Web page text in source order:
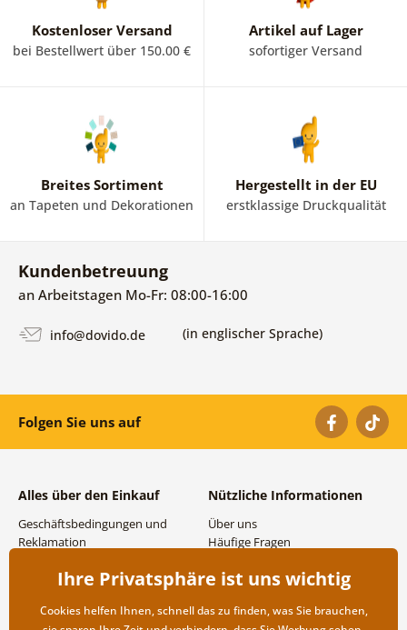
Kostenloser Versand
bei Bestellwert über 150.00 €
Artikel auf Lager
sofortiger Versand
Breites Sortiment
an Tapeten und Dekorationen
Hergestellt in der EU
erstklassige Druckqualität
Kundenbetreuung
an Arbeitstagen Mo-Fr: 08:00-16:00
info@dovido.de (in englischer Sprache)
Folgen Sie uns auf
Alles über den Einkauf
Geschäftsbedingungen und
Reklamation
Versand- und
Rücksendung der Ware
Nützliche Informationen
Über uns
Häufige Fragen
Großhandel und
Ihre Privatsphäre ist uns wichtig
Cookies helfen Ihnen, schnell das zu finden, was Sie brauchen,